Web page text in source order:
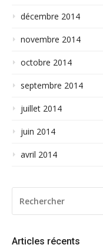
décembre 2014
novembre 2014
octobre 2014
septembre 2014
juillet 2014
juin 2014
avril 2014
POUR
:
Articles récents